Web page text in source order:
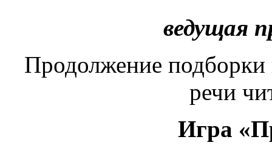
ведущая
Продолжение
речи
Игра